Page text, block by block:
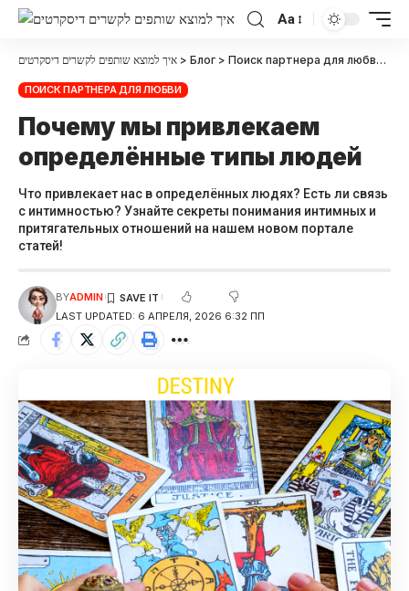
Aa
איך למוצא שותפים לקשרים דיסקרטים > Блог > Поиск партнера для любви >
ПОИСК ПАРТНЕРА ДЛЯ ЛЮБВИ
Почему мы привлекаем
определённые типы людей
Что привлекает нас в определённых людях? Есть ли связь
с интимностью? Узнайте секреты понимания интимных и
притягательных отношений на нашем новом портале
статей!
LAST UPDATED: 6 АПРЕЛЯ, 2026 6:32 ПП
BYADMIN